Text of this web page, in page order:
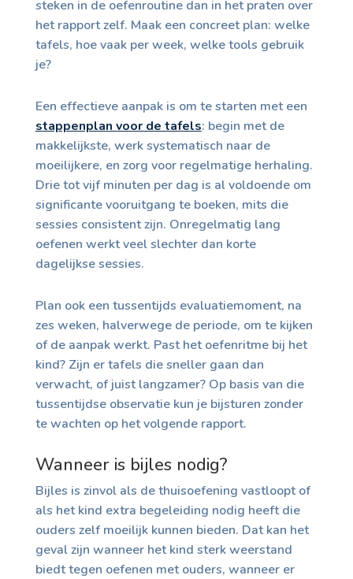
steken in de oefenroutine dan in het praten over
het rapport zelf. Maak een concreet plan: welke
tafels, hoe vaak per week, welke tools gebruik
je?
Een effectieve aanpak is om te starten met een
stappenplan voor de tafels: begin met de
makkelijkste, werk systematisch naar de
moeilijkere, en zorg voor regelmatige herhaling.
Drie tot vijf minuten per dag is al voldoende om
significante vooruitgang te boeken, mits die
sessies consistent zijn. Onregelmatig lang
oefenen werkt veel slechter dan korte
dagelijkse sessies.
Plan ook een tussentijds evaluatiemoment, na
zes weken, halverwege de periode, om te kijken
of de aanpak werkt. Past het oefenritme bij het
kind? Zijn er tafels die sneller gaan dan
verwacht, of juist langzamer? Op basis van die
tussentijdse observatie kun je bijsturen zonder
te wachten op het volgende rapport.
Wanneer is bijles nodig?
Bijles is zinvol als de thuisoefening vastloopt of
als het kind extra begeleiding nodig heeft die
ouders zelf moeilijk kunnen bieden. Dat kan het
geval zijn wanneer het kind sterk weerstand
biedt tegen oefenen met ouders, wanneer er